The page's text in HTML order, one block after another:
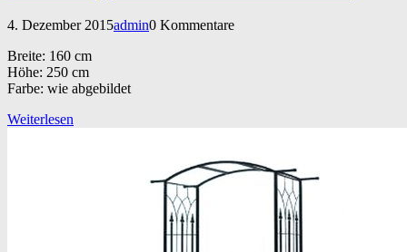
4. Dezember 2015admin0 Kommentare
Breite: 160 cm
Höhe: 250 cm
Farbe: wie abgebildet
Weiterlesen